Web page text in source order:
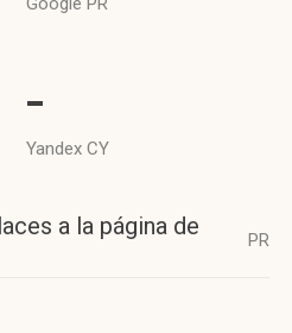
-
Yandex CY
a la página de
PR